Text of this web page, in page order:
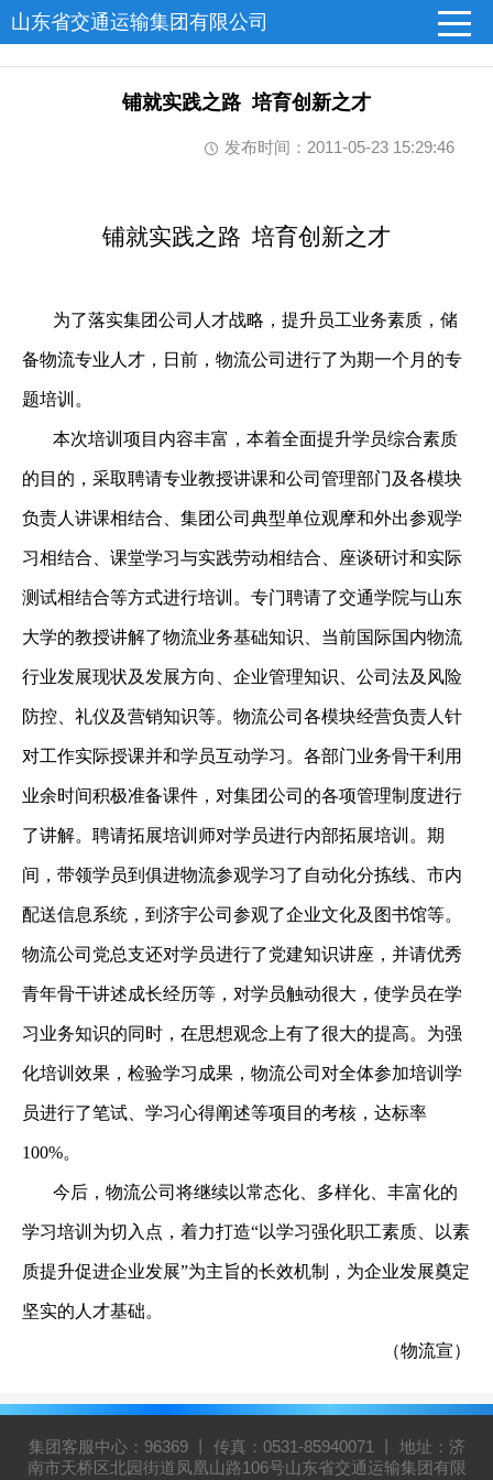
山东省交通运输集团有限公司
铺就实践之路 培育创新之才
发布时间：2011-05-23 15:29:46
铺就实践之路 培育创新之才
为了落实集团公司人才战略，提升员工业务素质，储
备物流专业人才，日前，物流公司进行了为期一个月的专
题培训。
本次培训项目内容丰富，本着全面提升学员综合素质
的目的，采取聘请专业教授讲课和公司管理部门及各模块
负责人讲课相结合、集团公司典型单位观摩和外出参观学
习相结合、课堂学习与实践劳动相结合、座谈研讨和实际
测试相结合等方式进行培训。专门聘请了交通学院与山东
大学的教授讲解了物流业务基础知识、当前国际国内物流
行业发展现状及发展方向、企业管理知识、公司法及风险
防控、礼仪及营销知识等。物流公司各模块经营负责人针
对工作实际授课并和学员互动学习。各部门业务骨干利用
业余时间积极准备课件，对集团公司的各项管理制度进行
了讲解。聘请拓展培训师对学员进行内部拓展培训。期
间，带领学员到俱进物流参观学习了自动化分拣线、市内
配送信息系统，到济宇公司参观了企业文化及图书馆等。
物流公司党总支还对学员进行了党建知识讲座，并请优秀
青年骨干讲述成长经历等，对学员触动很大，使学员在学
习业务知识的同时，在思想观念上有了很大的提高。为强
化培训效果，检验学习成果，物流公司对全体参加培训学
员进行了笔试、学习心得阐述等项目的考核，达标率
100%。
今后，物流公司将继续以常态化、多样化、丰富化的
学习培训为切入点，着力打造“以学习强化职工素质、以素
质提升促进企业发展”为主旨的长效机制，为企业发展奠定
坚实的人才基础。
（物流宣）
集团客服中心：96369 丨 传真：0531-85940071 丨 地址：济
南市天桥区北园街道凤凰山路106号山东省交通运输集团有限